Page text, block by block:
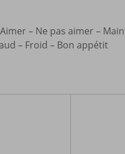
– Ne pas aimer –
– Froid – Bon appétit